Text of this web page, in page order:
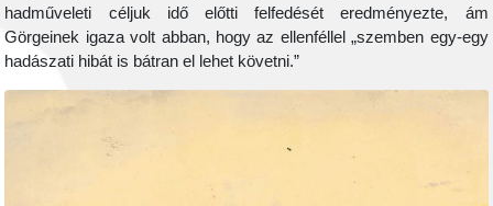
hadműveleti céljuk idő előtti felfedését eredményezte, ám
Görgeinek igaza volt abban, hogy az ellenféllel „szemben egy-egy
hadászati hibát is bátran el lehet követni.”